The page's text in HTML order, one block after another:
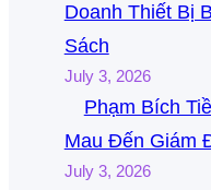
Doanh Thiết Bị
Sách
July 3, 2026
Phạm Bích
Mau Đến Giám
July 3, 2026